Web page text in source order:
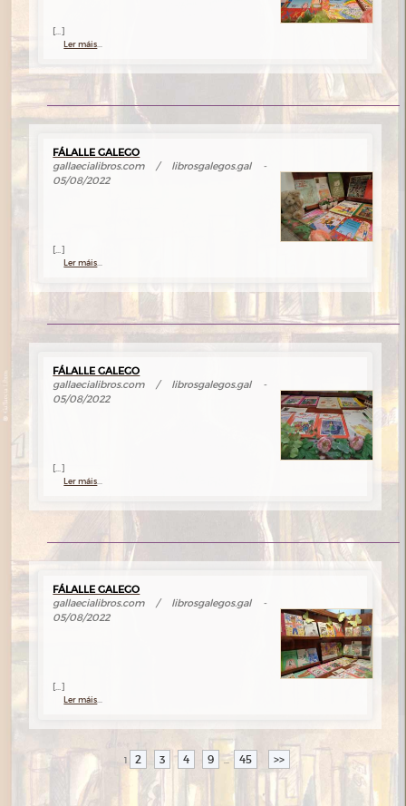
[...]
Ler máis
FÁLALLE GALEGO
gallaecialibros.com / librosgalegos.gal -
05/08/2022
[...]
Ler máis
FÁLALLE GALEGO
gallaecialibros.com / librosgalegos.gal -
05/08/2022
[...]
Ler máis
FÁLALLE GALEGO
gallaecialibros.com / librosgalegos.gal -
05/08/2022
[...]
Ler máis
1 2 3 4 9 ... 45 >>